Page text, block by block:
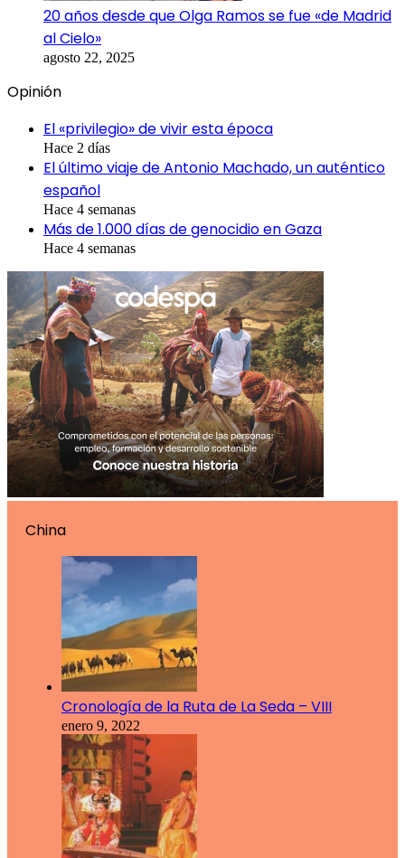
20 años desde que Olga Ramos se fue «de Madrid
al Cielo»
agosto 22, 2025
Opinión
El «privilegio» de vivir esta época
Hace 2 días
El último viaje de Antonio Machado, un auténtico
español
Hace 4 semanas
Más de 1.000 días de genocidio en Gaza
Hace 4 semanas
China
Cronología de la Ruta de La Seda – VIII
enero 9, 2022